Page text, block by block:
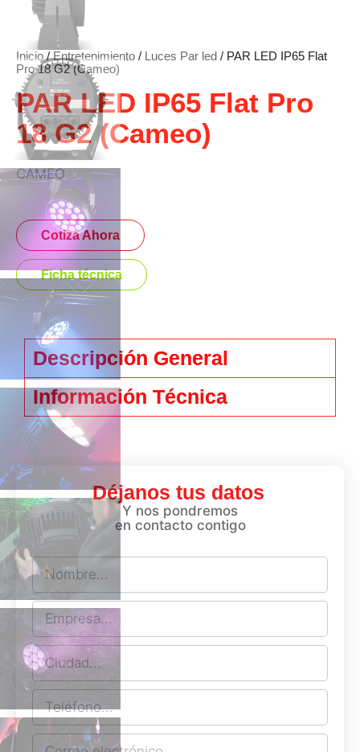
Inicio/Entretenimiento / Luces Par led / PAR LED IP65 Flat
Pro 18 G2 (Cameo)
PAR LED IP65 Flat Pro
18 G2 (Cameo)
CAMEO
Cotiza Ahora
Ficha técnica
Descripción General
Información Técnica
Déjanos tus datos
Y nos pondremos
en contacto contigo